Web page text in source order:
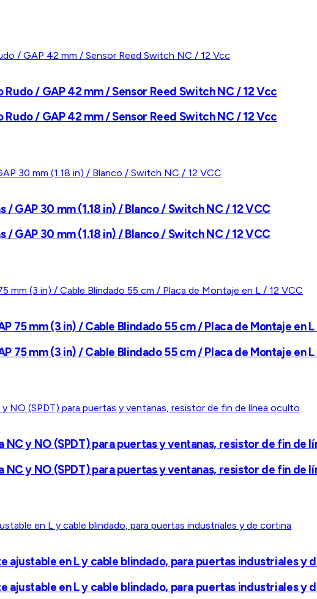
/ GAP 42 mm / Sensor Reed Switch NC / 12 Vcc
/ GAP 42 mm / Sensor Reed Switch NC / 12 Vcc
GAP 30 mm (1.18 in) / Blanco / Switch NC / 12 VCC
GAP 30 mm (1.18 in) / Blanco / Switch NC / 12 VCC
75 mm (3 in) / Cable Blindado 55 cm / Placa de Montaje en L
75 mm (3 in) / Cable Blindado 55 cm / Placa de Montaje en L
y NO (SPDT) para puertas y ventanas, resistor de fin de
y NO (SPDT) para puertas y ventanas, resistor de fin de
en L y cable blindado, para puertas industriales y
en L y cable blindado, para puertas industriales y